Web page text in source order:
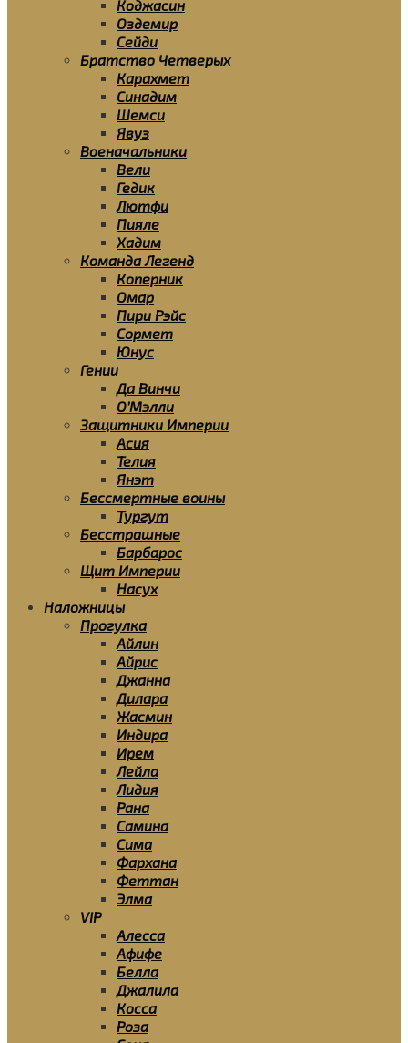
Коджасин
Оздемир
Сейди
Братство Четверых
Карахмет
Синадим
Шемси
Явуз
Военачальники
Вели
Гедик
Лютфи
Пияле
Хадим
Команда Легенд
Коперник
Омар
Пири Рэйс
Сормет
Юнус
Гении
Да Винчи
О’Мэлли
Защитники Империи
Асия
Телия
Янэт
Бессмертные воины
Тургут
Бесстрашные
Барбарос
Щит Империи
Насух
Наложницы
Прогулка
Айлин
Айрис
Джанна
Дилара
Жасмин
Индира
Ирем
Лейла
Лидия
Рана
Самина
Сима
Фархана
Феттан
Элма
VIP
Алесса
Афифе
Белла
Джалила
Косса
Роза